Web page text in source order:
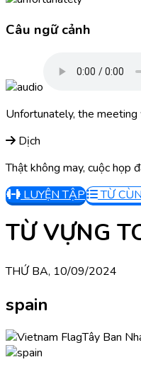
Câu ngữ cảnh
Unfortunately, the
Dịch
Thật không may, cuộc họp
LUYỆN TẬP
TỪ
TỪ VỰNG
THỨ BA, 10/09/2024
spain
Tây Ban